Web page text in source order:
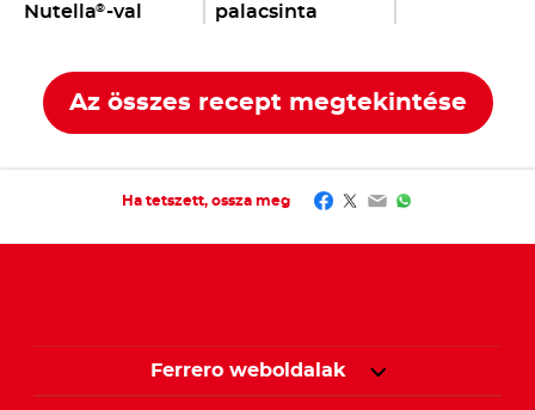
Nutella®-val
palacsinta
Az összes recept megtekintése
Ha tetszett, ossza meg Facebook
Twitter
EmailWhatsApp
Ferrero weboldalak